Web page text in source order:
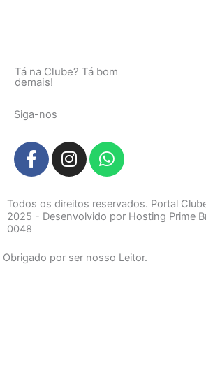
Tá na Clube? Tá bom
demais!
Siga-nos
F
a
e
b
o
o
I
n
t
a
r
W
h
t
s
p
Todos os direitos reservados. Portal
2025 - Desenvolvido por Hosting Prime
0048
Obrigado por ser nosso Leitor.